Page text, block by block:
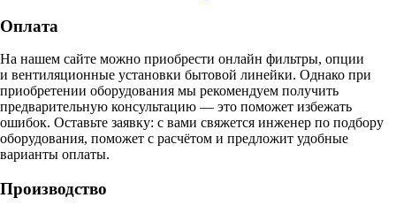
Оплата
На нашем сайте можно приобрести онлайн фильтры, опции
и вентиляционные установки бытовой линейки. Однако при
приобретении оборудования мы рекомендуем получить
предварительную консультацию — это поможет избежать
ошибок. Оставьте заявку: с вами свяжется инженер по подбору
оборудования, поможет с расчётом и предложит удобные
варианты оплаты.
Производство